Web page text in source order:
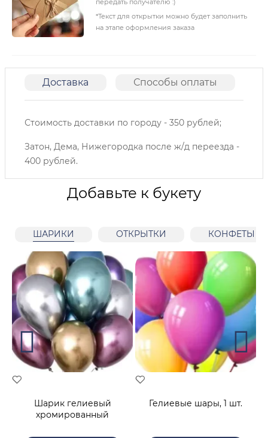
*Текст для открытки можно будет заполнить
на этапе оформления заказа
Доставка Способы оплаты
Стоимость доставки по городу - 350 рублей;
Затон, Дема, Нижегородка после ж/д переезда -
400 рублей.
Добавьте к букету
ШАРИКИ ОТКРЫТКИ КОНФЕТЫ
Шарик гелиевый
хромированный
Гелиевые шары, 1 шт.